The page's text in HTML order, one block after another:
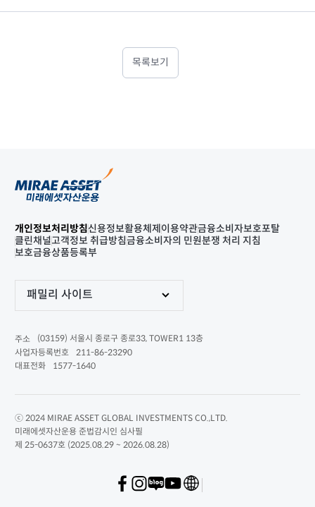
목록보기
개인정보처리방침신용정보활용체제 이용약관금융소비자보호포탈
클린채널고객정보 취급방침금융소비자의 민원분쟁 처리 지침
보호금융상품등록부
패밀리 사이트
주소
(03159) 서울시 종로구 종로33, TOWER1 13층
사업자등록번호
211-86-23290
대표전화
1577-1640
ⓒ 2024 MIRAE ASSET GLOBAL INVESTMENTS CO.,LTD.
미래에셋자산운용 준법감시인 심사필
제 25-0637호 (2025.08.29 ~ 2026.08.28)